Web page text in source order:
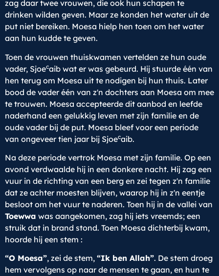
zag daar twee vrouwen, die ook hun schapen te
drinken wilden geven. Maar ze konden het water uit de
put niet bereiken. Moesa hielp hen toen om het water
aan hun kudde te geven.
Toen de vrouwen thuiskwamen vertelden ze hun oude
vader, Sjoecaib wat er was gebeurd. Hij stuurde één van
hen terug om Moesa uit te nodigen bij hun thuis. Later
bood de vader één van z'n dochters aan Moesa om mee
te trouwen. Moesa accepteerde dit aanbod en leefde
naderhand een gelukkig leven met zijn familie en de
oude vader bij de put. Moesa bleef voor een periode
van ongeveer tien jaar bij Sjoecaib.
Na deze periode vertrok Moesa met zijn familie. Op een
avond verdwaalde hij in een donkere nacht. Hij zag een
vuur in de richting van een berg en zei tegen z'n familie
dat ze achter moesten blijven, waarop hij in z'n eentje
besloot om het vuur te naderen. Toen hij in de vallei van
Toewwa was aangekomen, zag hij iets vreemds; een
struik dat in brand stond. Toen Moesa dichterbij kwam,
hoorde hij een stem :
“O­ Moesa”, zei de stem, “Ik ben Allah”. De stem droeg
hem vervolgens op naar de mensen te gaan, en hun te